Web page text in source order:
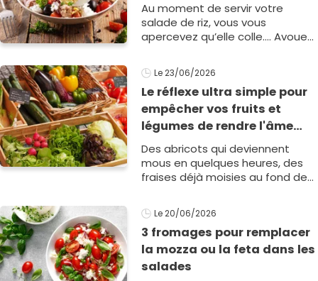
Au moment de servir votre
salade de riz, vous vous
apercevez qu’elle colle…. Avouez
Suivez nos conseils pour
concocter une salad1
Le 23/06/2026
Le réflexe ultra simple pour
empêcher vos fruits et
légumes de rendre l'âme
pendant la canicule
Des abricots qui deviennent
mous en quelques heures, des
fraises déjà moisies au fond de
flétrie avant même d'avoir été
servie&hell1
Le 20/06/2026
3 fromages pour remplacer
la mozza ou la feta dans les
salades